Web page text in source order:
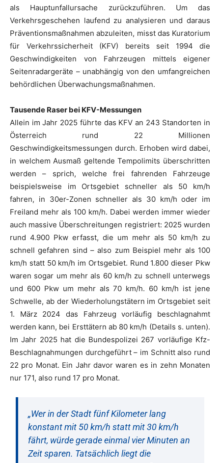
als Hauptunfallursache zurückzuführen. Um das
Verkehrsgeschehen laufend zu analysieren und daraus
Präventionsmaßnahmen abzuleiten, misst das Kuratorium
für Verkehrssicherheit (KFV) bereits seit 1994 die
Geschwindigkeiten von Fahrzeugen mittels eigener
Seitenradargeräte – unabhängig von den umfangreichen
behördlichen Überwachungsmaßnahmen.
Tausende Raser bei KFV-Messungen
Allein im Jahr 2025 führte das KFV an 243 Standorten in
Österreich rund 22 Millionen
Geschwindigkeitsmessungen durch. Erhoben wird dabei,
in welchem Ausmaß geltende Tempolimits überschritten
werden – sprich, welche frei fahrenden Fahrzeuge
beispielsweise im Ortsgebiet schneller als 50 km/h
fahren, in 30er-Zonen schneller als 30 km/h oder im
Freiland mehr als 100 km/h. Dabei werden immer wieder
auch massive Überschreitungen registriert: 2025 wurden
rund 4.900 Pkw erfasst, die um mehr als 50 km/h zu
schnell gefahren sind – also zum Beispiel mehr als 100
km/h statt 50 km/h im Ortsgebiet. Rund 1.800 dieser Pkw
waren sogar um mehr als 60 km/h zu schnell unterwegs
und 600 Pkw um mehr als 70 km/h. 60 km/h ist jene
Schwelle, ab der Wiederholungstätern im Ortsgebiet seit
1. März 2024 das Fahrzeug vorläufig beschlagnahmt
werden kann, bei Ersttätern ab 80 km/h (Details s. unten).
Im Jahr 2025 hat die Bundespolizei 267 vorläufige Kfz-
Beschlagnahmungen durchgeführt – im Schnitt also rund
22 pro Monat. Ein Jahr davor waren es in zehn Monaten
nur 171, also rund 17 pro Monat.
„Wer in der Stadt fünf Kilometer lang
konstant mit 50 km/h statt mit 30 km/h
fährt, würde gerade einmal vier Minuten an
Zeit sparen. Tatsächlich liegt die